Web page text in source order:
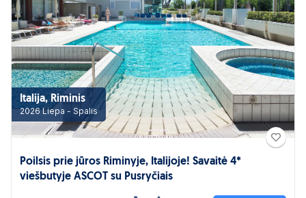
Italija, Riminis
2026 Liepa - Spalis
Poilsis prie jūros Riminyje, Italijoje! Savaitė 4*
viešbutyje ASCOT su Pusryčiais